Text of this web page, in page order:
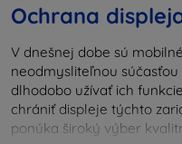
Ochrana
V dnešnej dobe sú
neodmysliteľnou súčasťou
dlhodobo užívať ich
chrániť displeje týchto
ponúka široký výber